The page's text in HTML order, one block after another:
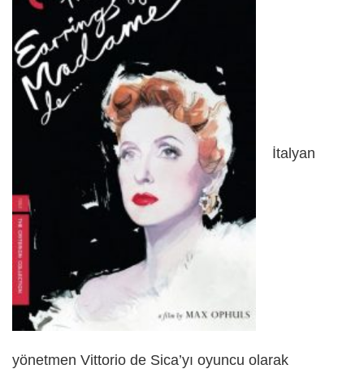
İtalyan
yönetmen Vittorio de Sica’yı oyuncu olarak